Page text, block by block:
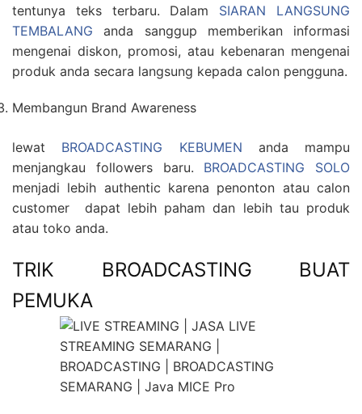
tentunya teks terbaru. Dalam SIARAN LANGSUNG
TEMBALANG anda sanggup memberikan informasi
mengenai diskon, promosi, atau kebenaran mengenai
produk anda secara langsung kepada calon pengguna.
Membangun Brand Awareness
lewat BROADCASTING KEBUMEN anda mampu
menjangkau followers baru. BROADCASTING SOLO
menjadi lebih authentic karena penonton atau calon
customer dapat lebih paham dan lebih tau produk
atau toko anda.
TRIK BROADCASTING BUAT
PEMUKA